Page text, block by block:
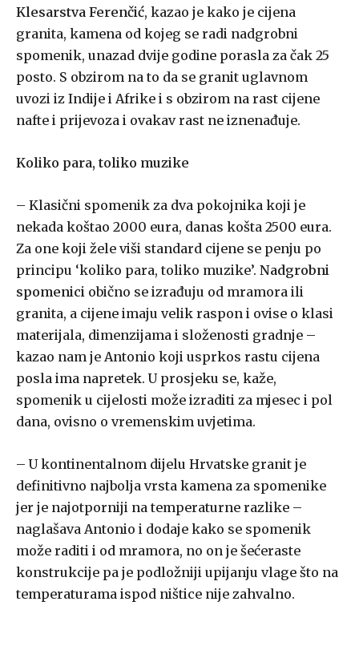
Klesarstva Ferenčić, kazao je kako je cijena
granita, kamena od kojeg se radi nadgrobni
spomenik, unazad dvije godine porasla za čak 25
posto. S obzirom na to da se granit uglavnom
uvozi iz Indije i Afrike i s obzirom na rast cijene
nafte i prijevoza i ovakav rast ne iznenađuje.
Koliko para, toliko muzike
– Klasični spomenik za dva pokojnika koji je
nekada koštao 2000 eura, danas košta 2500 eura.
Za one koji žele viši standard cijene se penju po
principu ‘koliko para, toliko muzike’. Nadgrobni
spomenici obično se izrađuju od mramora ili
granita, a cijene imaju velik raspon i ovise o klasi
materijala, dimenzijama i složenosti gradnje –
kazao nam je Antonio koji usprkos rastu cijena
posla ima napretek. U prosjeku se, kaže,
spomenik u cijelosti može izraditi za mjesec i pol
dana, ovisno o vremenskim uvjetima.
– U kontinentalnom dijelu Hrvatske granit je
definitivno najbolja vrsta kamena za spomenike
jer je najotporniji na temperaturne razlike –
naglašava Antonio i dodaje kako se spomenik
može raditi i od mramora, no on je šećeraste
konstrukcije pa je podložniji upijanju vlage što na
temperaturama ispod ništice nije zahvalno.